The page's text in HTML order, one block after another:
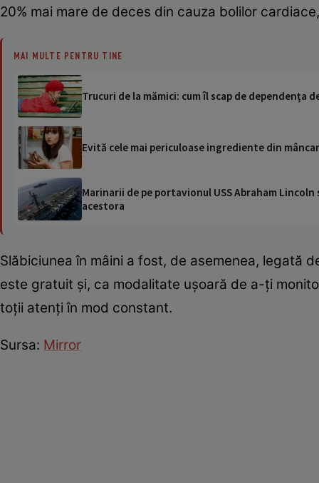
20% mai mare de deces din cauza bolilor
MAI MULTE PENTRU TINE
Trucuri de la mămici: cum îl scap de dependenţa
Evită cele mai periculoase ingrediente din
Marinarii de pe portavionul USS Abraham
acestora
Slăbiciunea în mâini a fost, de asemenea, legată
este gratuit și, ca modalitate ușoară de a-ți
toții atenți în mod constant.
Sursa: Mirror